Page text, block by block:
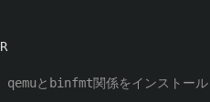
qemuとbinfmt関係をインストール